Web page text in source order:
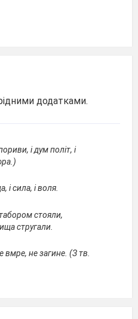
додатками.
і дум політ, і
і сила, і воля.
стояли,
стругали.
не загине. (З тв.